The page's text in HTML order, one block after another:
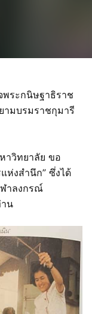
พระกนิษฐาธิราช
ามบรมราชกุมารี
าวิทยาลัย​ ขอ
ห่งสำนึก​” ซึ่งได้
าลงกรณ์
น